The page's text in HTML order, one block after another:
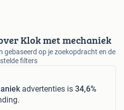
Klok met mechaniek
gebaseerd op je zoekopdracht en de
filters
advertenties is 34,6%